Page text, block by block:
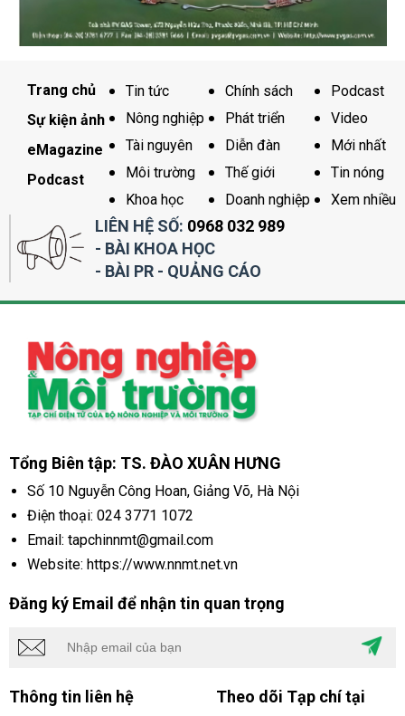
Trang chủ
Sự kiện ảnh
eMagazine
Podcast
Tin tức
Nông nghiệp
Tài nguyên
Môi trường
Khoa học
Chính sách
Phát triển
Diễn đàn
Thế giới
Doanh nghiệp
Podcast
Video
Mới nhất
Tin nóng
Xem nhiều
LIÊN HỆ SỐ: 0968 032 989
- BÀI KHOA HỌC
- BÀI PR - QUẢNG CÁO
Tổng Biên tập: TS. ĐÀO XUÂN HƯNG
Số 10 Nguyễn Công Hoan, Giảng Võ, Hà Nội
Điện thoại: 024 3771 1072
Email: tapchinnmt@gmail.com
Website: https://www.nnmt.net.vn
Đăng ký Email để nhận tin quan trọng
Thông tin liên hệ Theo dõi Tạp chí tại